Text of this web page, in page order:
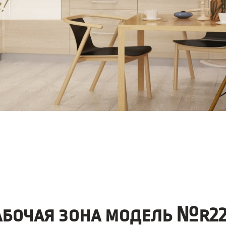
зона модель